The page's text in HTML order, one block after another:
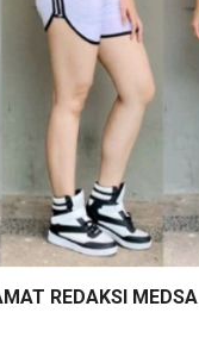
REDAKSI MEDSA